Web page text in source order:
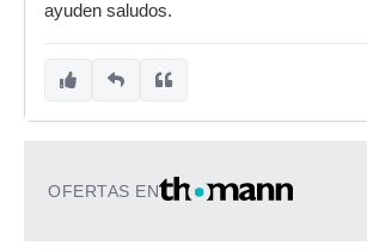
ayuden saludos.
OFERTAS EN